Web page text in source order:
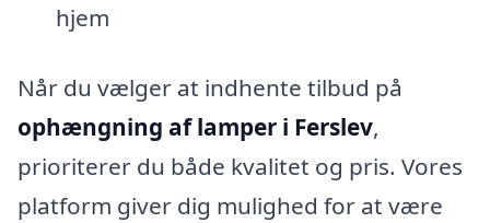
hjem
Når du vælger at indhente tilbud på
ophængning af lamper i Ferslev,
prioriterer du både kvalitet og pris. Vores
platform giver dig mulighed for at være